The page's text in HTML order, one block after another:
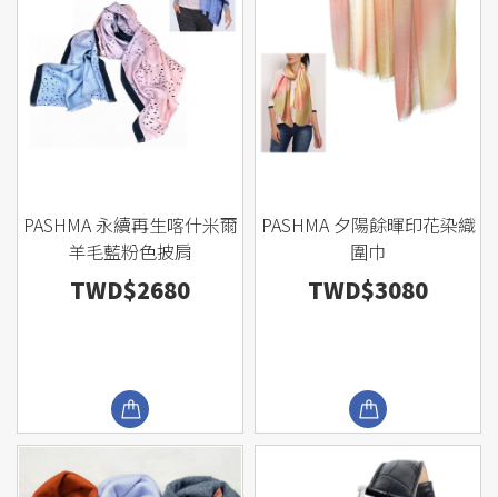
PASHMA 永續再生喀什米爾
羊毛藍粉色披肩
TWD$2680
PASHMA 夕陽餘暉印花染織
圍巾
TWD$3080